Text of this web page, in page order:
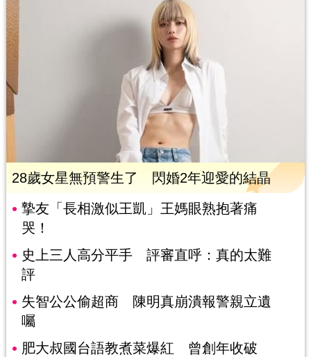
28歲女星無預警生了 閃婚2年迎愛的結晶
摯友「長相激似王凱」王媽眼熟抱著痛
哭！
史上三人高分平手 評審直呼：真的太難
評
失智公公偷超商 陳明真崩潰報警親立遺
囑
肥大叔國台語教煮菜爆紅 曾創年收破